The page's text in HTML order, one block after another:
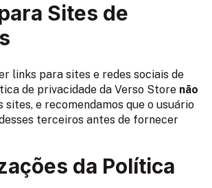
Sites de
links para sites e redes sociais de
de privacidade da Verso Store não
sites, e recomendamos que o usuário
terceiros antes de fornecer
da Política